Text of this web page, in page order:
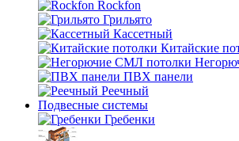
Rockfon
Грильято
Кассетный
Китайские
ПВХ панели
Реечный
Подвесные системы
Гребенки